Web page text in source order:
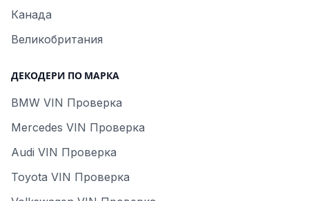
Канада
Великобритания
ДЕКОДЕРИ ПО МАРКА
BMW VIN Проверка
Mercedes VIN Проверка
Audi VIN Проверка
Toyota VIN Проверка